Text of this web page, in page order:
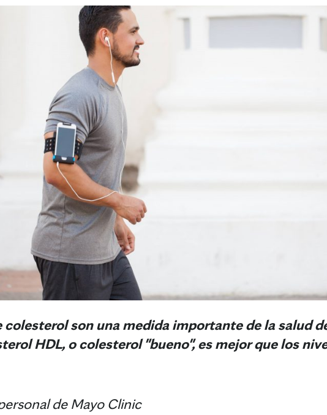
colesterol son una medida importante de la salud
HDL, o colesterol "bueno", es mejor que los
de Mayo Clinic